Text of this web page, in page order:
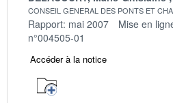
CONSEIL GENERAL DES PONTS ET
Rapport: mai 2007 Mise en
n°004505-01
Accéder à la notice